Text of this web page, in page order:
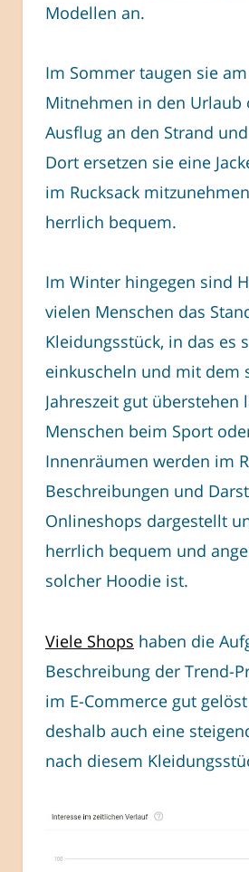
Modellen an.
Im Sommer taugen sie
Mitnehmen in den Urlaub
Ausflug an den Strand
Dort ersetzen sie eine
im Rucksack
herrlich bequem.
Im Winter hingegen sind
vielen Menschen das
Kleidungsstück, in das es
einkuscheln und mit dem
Jahreszeit gut überstehen
Menschen beim Sport
Innenräumen werden im
Beschreibungen und
Onlineshops dargestellt
herrlich bequem und
solcher Hoodie ist.
Viele Shops haben die
Beschreibung der Trend-
im E-Commerce gut
deshalb auch eine
nach diesem